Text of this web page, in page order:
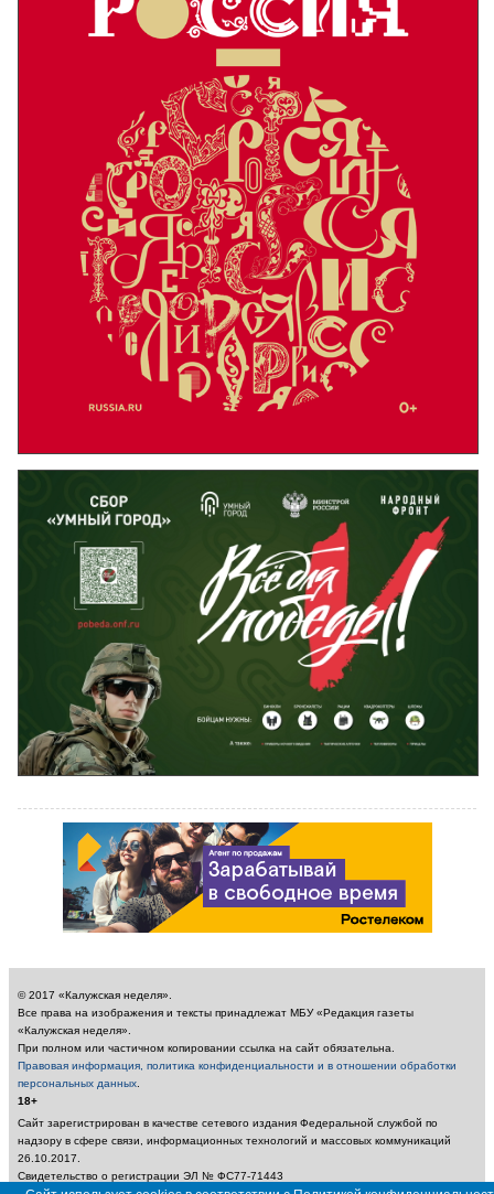
© 2017 «Калужская неделя».
Все права на изображения и тексты принадлежат МБУ «Редакция газеты
«Калужская неделя».
При полном или частичном копировании ссылка на сайт обязательна.
Правовая информация, политика конфиденциальности и в отношении обработки
персональных данных
18+
Сайт зарегистрирован в качестве сетевого издания Федеральной службой по
надзору в сфере связи, информационных технологий и массовых коммуникаций
26.10.2017.
Свидетельство о регистрации ЭЛ № ФС77-71443